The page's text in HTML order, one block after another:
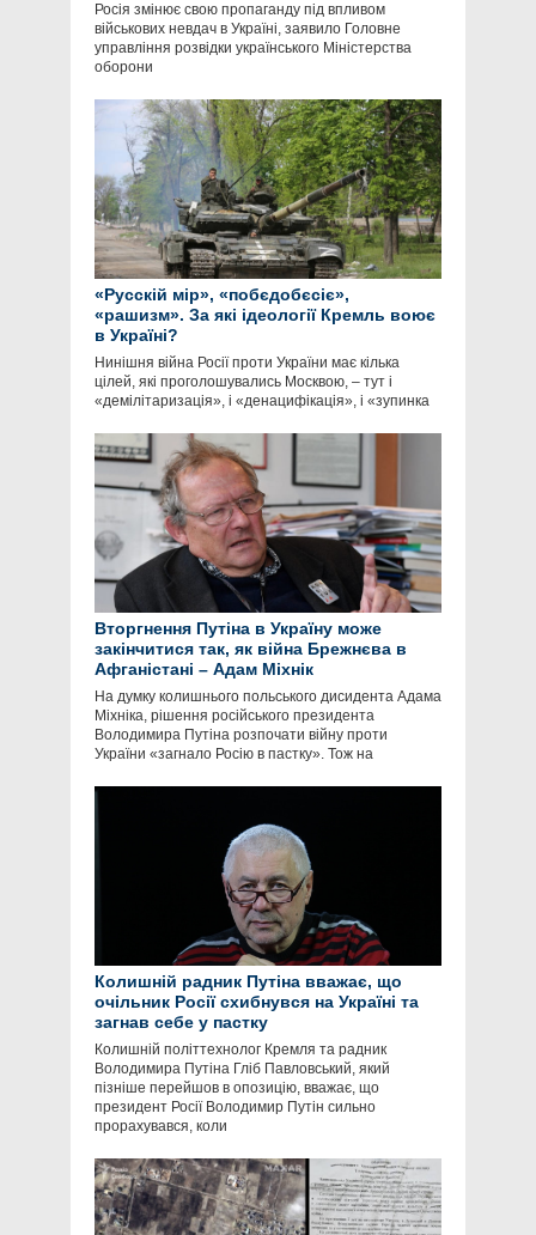
Росія змінює свою пропаганду під впливом
військових невдач в Україні, заявило Головне
управління розвідки українського Міністерства
оборони
«Русскій мір», «побєдобєсіє»,
«рашизм». За які ідеології Кремль воює
в Україні?
Нинішня війна Росії проти України має кілька
цілей, які проголошувались Москвою, – тут і
«демілітаризація», і «денацифікація», і «зупинка
Вторгнення Путіна в Україну може
закінчитися так, як війна Брежнєва в
Афганістані – Адам Міхнік
На думку колишнього польського дисидента Адама
Міхніка, рішення російського президента
Володимира Путіна розпочати війну проти
України «загнало Росію в пастку». Тож на
Колишній радник Путіна вважає, що
очільник Росії схибнувся на Україні та
загнав себе у пастку
Колишній політтехнолог Кремля та радник
Володимира Путіна Гліб Павловський, який
пізніше перейшов в опозицію, вважає, що
президент Росії Володимир Путін сильно
прорахувався, коли